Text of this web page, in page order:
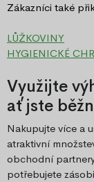
Zákazníci také
LŮŽKOVINY
HYGIENICKÉ
Využijte
ať jste
Nakupujte více a
atraktivní
obchodní
potřebujete